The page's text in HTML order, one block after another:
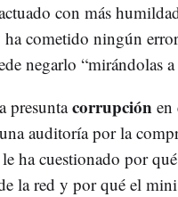
con más
ha cometido ningún
negarlo “mirándolas
presuntacorrupciónen
auditoría por la
ha cuestionado por
la red y por qué el